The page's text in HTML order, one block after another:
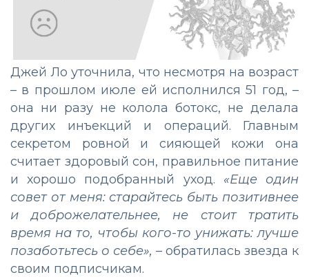
Джей Ло уточнила, что несмотря на возраст
– в прошлом июле ей исполнился 51 год, –
она ни разу не колола ботокс, не делала
других инъекций и операций. Главным
секретом ровной и сияющей кожи она
считает здоровый сон, правильное питание
и хорошо подобранный уход. «Еще один
совет от меня: старайтесь быть позитивнее
и доброжелательнее, не стоит тратить
время на то, чтобы кого-то унижать: лучше
позаботьтесь о себе», – обратилась звезда к
своим подписчикам.